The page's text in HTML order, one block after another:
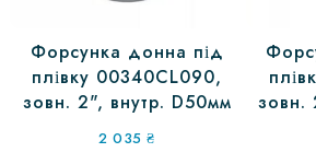
Форсунка донна під
плівку 00340CL090,
зовн. 2", внутр. D50мм
2 035₴
зовн.